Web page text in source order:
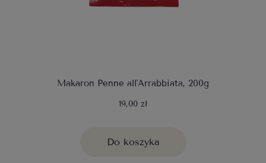
Makaron Penne all'Arrabbiata, 200g
19,00 zł
Do koszyka